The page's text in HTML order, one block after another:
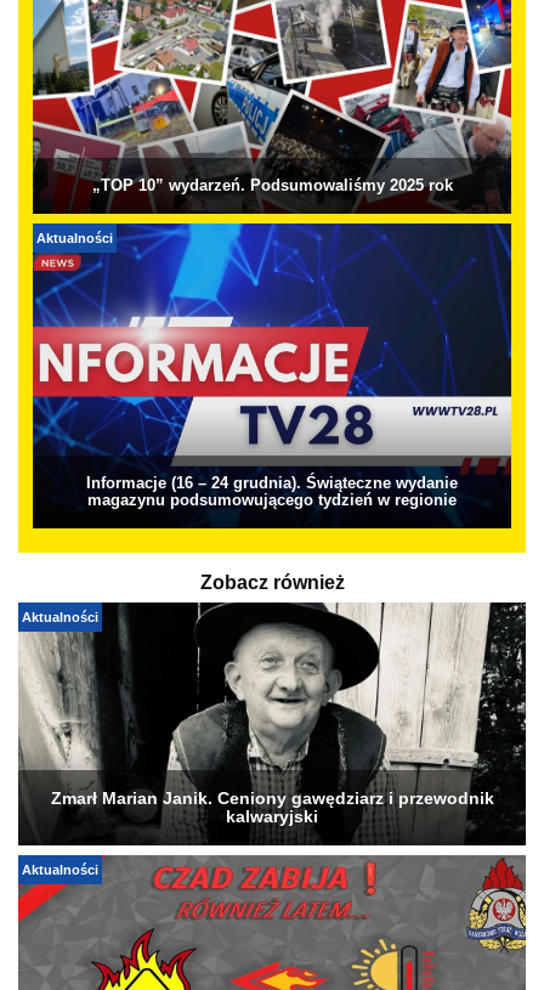
„TOP 10” wydarzeń. Podsumowaliśmy 2025 rok
Aktualności
Informacje (16 – 24 grudnia). Świąteczne wydanie
magazynu podsumowującego tydzień w regionie
Zobacz również
Aktualności
Zmarł Marian Janik. Ceniony gawędziarz i przewodnik
kalwaryjski
Aktualności